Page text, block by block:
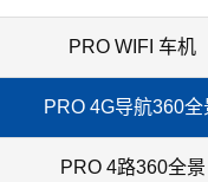
PRO WIFI 车机
PRO 4G导航360全
PRO 4路360全景